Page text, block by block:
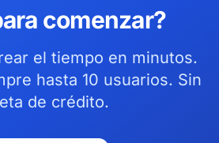
comenzar?
el tiempo en minutos.
hasta 10 usuarios. Sin
de crédito.